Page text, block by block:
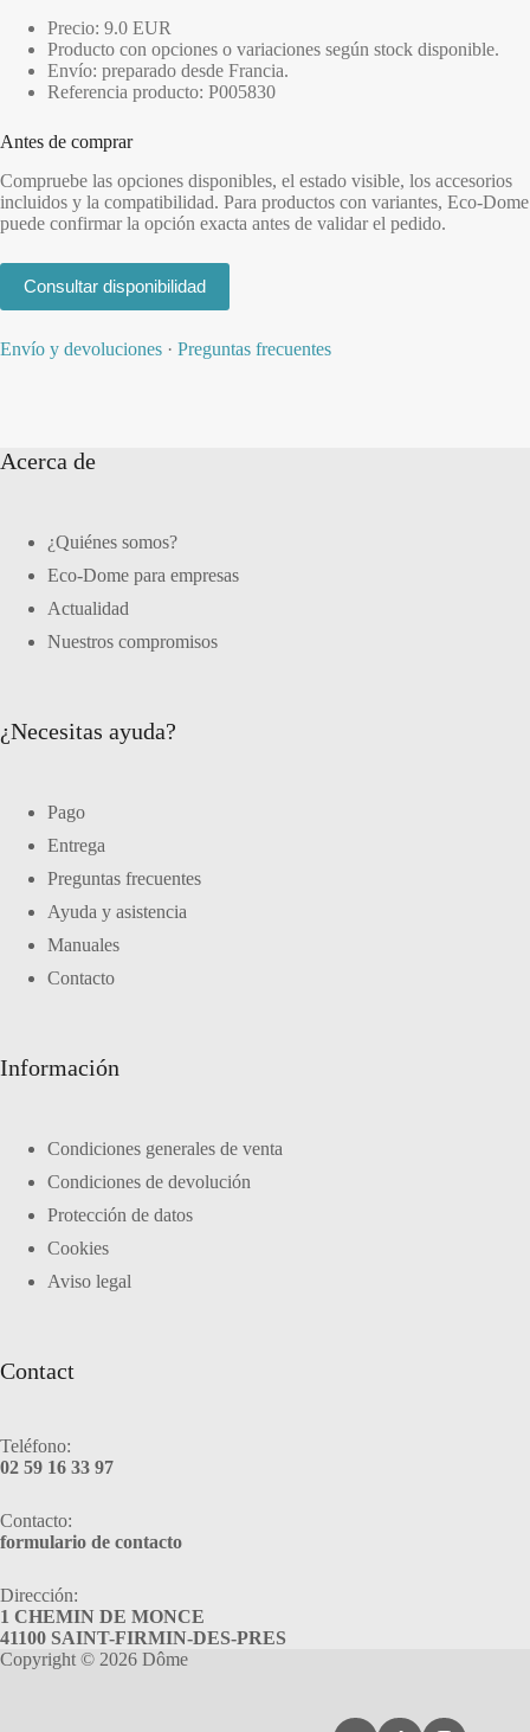
Precio: 9.0 EUR
Producto con opciones o variaciones según stock disponible.
Envío: preparado desde Francia.
Referencia producto: P005830
Antes de comprar
Compruebe las opciones disponibles, el estado visible, los accesorios
incluidos y la compatibilidad. Para productos con variantes, Eco-Dome
puede confirmar la opción exacta antes de validar el pedido.
Consultar disponibilidad
Envío y devoluciones · Preguntas frecuentes
Acerca de
¿Quiénes somos?
Eco-Dome para empresas
Actualidad
Nuestros compromisos
¿Necesitas ayuda?
Pago
Entrega
Preguntas frecuentes
Ayuda y asistencia
Manuales
Contacto
Información
Condiciones generales de venta
Condiciones de devolución
Protección de datos
Cookies
Aviso legal
Contact
Teléfono:
02 59 16 33 97
Contacto:
formulario de contacto
Dirección:
1 CHEMIN DE MONCE
41100 SAINT-FIRMIN-DES-PRES
Copyright © 2026 Dôme